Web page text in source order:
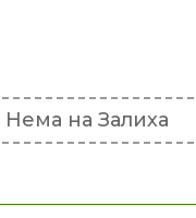
Нема на Залиха